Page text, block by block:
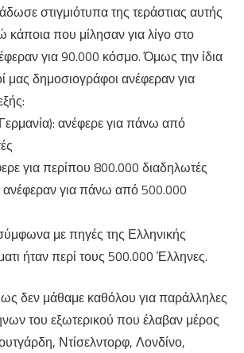
στιγμιότυπα της τεράστιας αυτής
κάποια που μίλησαν για λίγο στο
για 90.000 κόσμο. Όμως την ίδια
μας δημοσιογράφοι ανέφεραν για
ανέφερε για πάνω από
για περίπου 800.000 διαδηλωτές
για πάνω από 500.000
με πηγές της Ελληνικής
ήταν περί τους 500.000 Έλληνες.
δεν μάθαμε καθόλου για παράλληλες
του εξωτερικού που έλαβαν μέρος
Ντίσελντορφ, Λονδίνο,